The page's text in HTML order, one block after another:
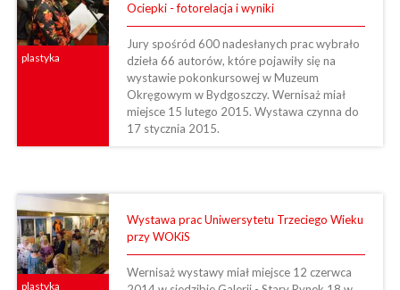
plastyka
Ociepki - fotorelacja i wyniki
Jury spośród 600 nadesłanych prac wybrało
dzieła 66 autorów, które pojawiły się na
wystawie pokonkursowej w Muzeum
Okręgowym w Bydgoszczy. Wernisaż miał
miejsce 15 lutego 2015. Wystawa czynna do
17 stycznia 2015.
plastyka
Wystawa prac Uniwersytetu Trzeciego Wieku
przy WOKiS
Wernisaż wystawy miał miejsce 12 czerwca